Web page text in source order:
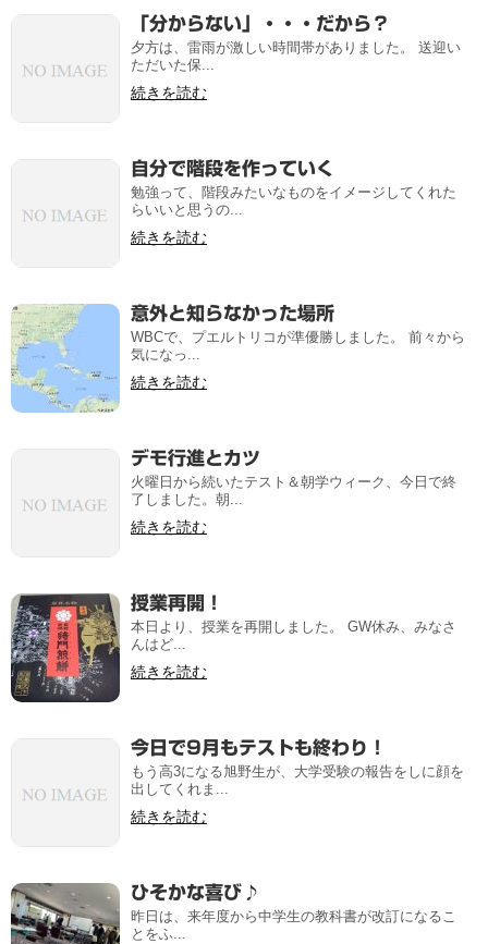
「分からない」・・・だから？
夕方は、雷雨が激しい時間帯がありました。 送迎い
ただいた保...
続きを読む
自分で階段を作っていく
勉強って、階段みたいなものをイメージしてくれた
らいいと思うの...
続きを読む
意外と知らなかった場所
WBCで、プエルトリコが準優勝しました。 前々から
気になっ...
続きを読む
デモ行進とカツ
火曜日から続いたテスト＆朝学ウィーク、今日で終
了しました。朝...
続きを読む
授業再開！
本日より、授業を再開しました。 GW休み、みなさ
んはど...
続きを読む
今日で9月もテストも終わり！
もう高3になる旭野生が、大学受験の報告をしに顔を
出してくれま...
続きを読む
ひそかな喜び♪
昨日は、来年度から中学生の教科書が改訂になるこ
とをふ...